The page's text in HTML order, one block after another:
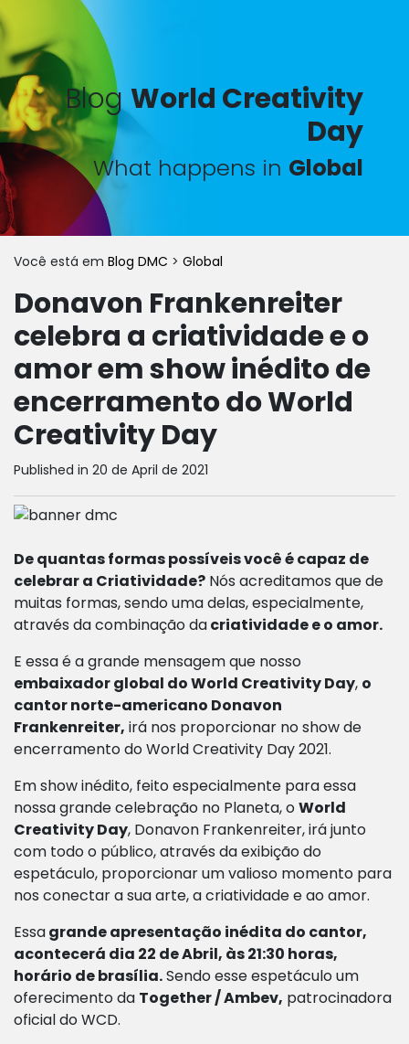
Blog World Creativity
Day
What happens in Global
Você está em Blog DMC > Global
Donavon Frankenreiter
celebra a criatividade e o
amor em show inédito de
encerramento do World
Creativity Day
Published in 20 de April de 2021
De quantas formas possíveis você é capaz de
celebrar a Criatividade? Nós acreditamos que de
muitas formas, sendo uma delas, especialmente,
através da combinação dacriatividade e o amor.
E essa é a grande mensagem que nosso
embaixador global do World Creativity Day, o
cantor norte-americano Donavon
Frankenreiter, irá nos proporcionar no show de
encerramento do World Creativity Day 2021.
Em show inédito, feito especialmente para essa
nossa grande celebração no Planeta, oWorld
Creativity Day, Donavon Frankenreiter, irá junto
com todo o público, através da exibição do
espetáculo, proporcionar um valioso momento para
nos conectar a sua arte, a criatividade e ao amor.
Essagrande apresentação inédita do cantor,
acontecerá dia 22 de Abril, às 21:30 horas,
horário de brasília.Sendo esse espetáculo um
oferecimento da Together / Ambev, patrocinadora
oficial do WCD.